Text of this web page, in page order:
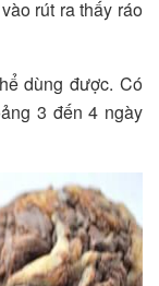
rút ra thấy ráo
dùng được. Có
3 đến 4 ngày